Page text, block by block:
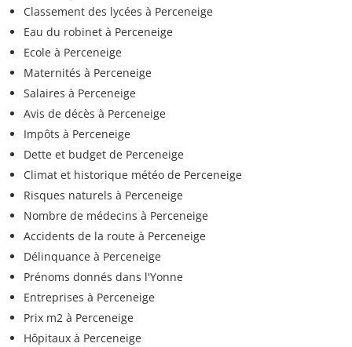
Classement des lycées à Perceneige
Eau du robinet à Perceneige
Ecole à Perceneige
Maternités à Perceneige
Salaires à Perceneige
Avis de décès à Perceneige
Impôts à Perceneige
Dette et budget de Perceneige
Climat et historique météo de Perceneige
Risques naturels à Perceneige
Nombre de médecins à Perceneige
Accidents de la route à Perceneige
Délinquance à Perceneige
Prénoms donnés dans l'Yonne
Entreprises à Perceneige
Prix m2 à Perceneige
Hôpitaux à Perceneige